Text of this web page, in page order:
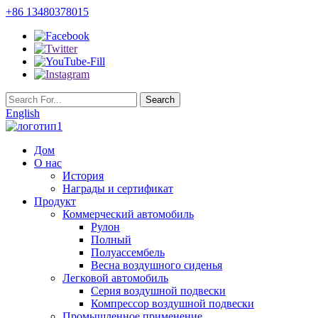
+86 13480378015
English
Дом
О нас
История
Награды и сертификат
Продукт
Коммерческий автомобиль
Рулон
Полный
Полуассембель
Весна воздушного сиденья
Легковой автомобиль
Серия воздушной подвески
Компрессор воздушной подвески